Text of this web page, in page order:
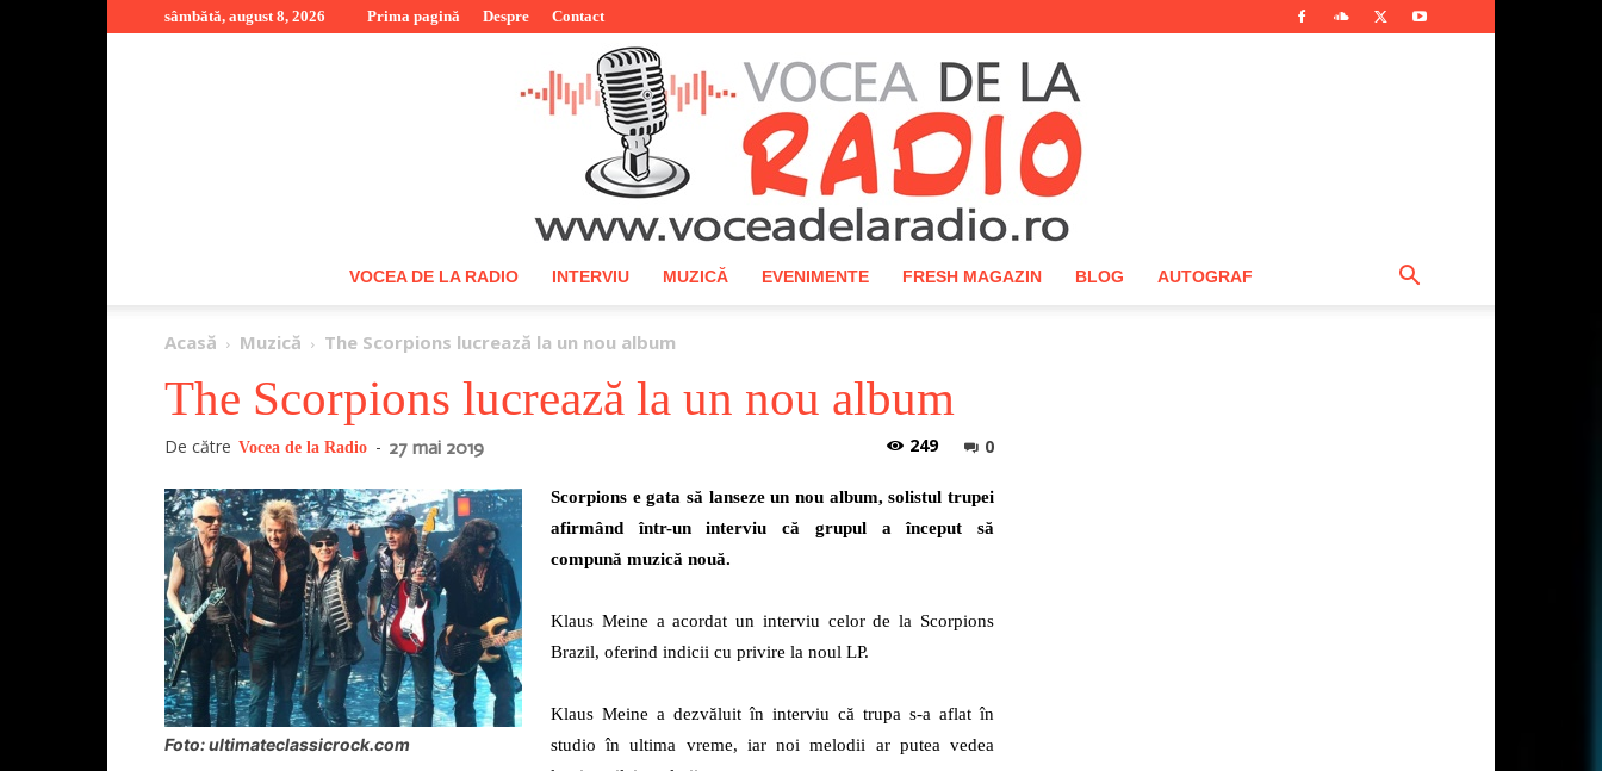
sâmbătă, august 8, 2026 Prima pagină Despre Contact
la
VOCEA DE LA RADIO INTERVIU MUZICĂ EVENIMENTE FRESH MAGAZIN BLOG AUTOGRAF
Acasă Muzică The Scorpions lucrează la un nou album
The Scorpions lucrează la un nou album
De către Vocea de la Radio - 27 mai 2019 0
249
Foto: ultimateclassicrock.com
Scorpions e gata să lanseze un nou album, solistul trupei
afirmând într-un interviu că grupul a început să
compună muzică nouă.
Klaus Meine a acordat un interviu celor de la Scorpions
Brazil, oferind indicii cu privire la noul LP.
Klaus Meine a dezvăluit în interviu că trupa s-a aflat în
studio în ultima vreme, iar noi melodii ar putea vedea